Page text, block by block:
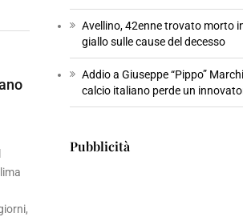
Avellino, 42enne trovato morto
giallo sulle cause del decesso
Addio a Giuseppe “Pippo”
calcio italiano perde un
Pubblicità